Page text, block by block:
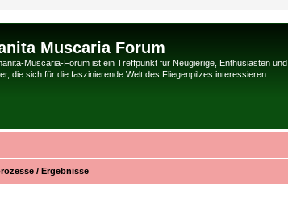
Muscaria Forum
Muscaria-Forum ist ein Treffpunkt für Neugierige, Enthusiasten und
die sich für die faszinierende Welt des Fliegenpilzes interessieren.
/ Ergebnisse